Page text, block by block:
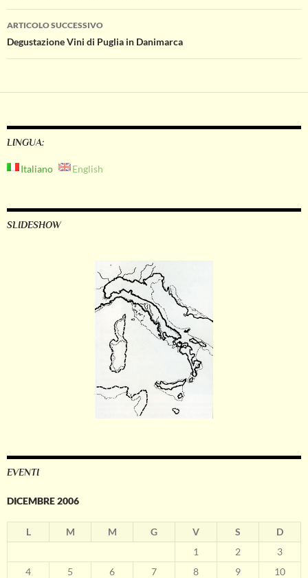
ARTICOLO SUCCESSIVO
Degustazione Vini di Puglia in Danimarca
LINGUA:
Italiano English
SLIDESHOW
EVENTI
DICEMBRE 2006
L M M G V S
D
1
2
3
4
5 6 7 8 9
10